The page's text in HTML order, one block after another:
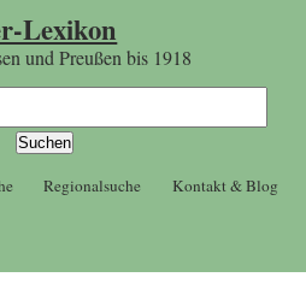
Lexikon
und Preußen bis 1918
Regionalsuche Kontakt & Blog